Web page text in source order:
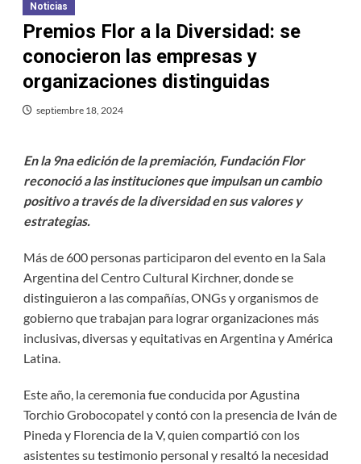
Noticias
Premios Flor a la Diversidad: se
conocieron las empresas y
organizaciones distinguidas
septiembre 18, 2024
En la 9na edición de la premiación, Fundación Flor
reconoció a las instituciones que impulsan un cambio
positivo a través de la diversidad en sus valores y
estrategias.
Más de 600 personas participaron del evento en la Sala
Argentina del Centro Cultural Kirchner, donde se
distinguieron a las compañías, ONGs y organismos de
gobierno que trabajan para lograr organizaciones más
inclusivas, diversas y equitativas en Argentina y América
Latina.
Este año, la ceremonia fue conducida por Agustina
Torchio Grobocopatel y contó con la presencia de Iván de
Pineda y Florencia de la V, quien compartió con los
asistentes su testimonio personal y resaltó la necesidad